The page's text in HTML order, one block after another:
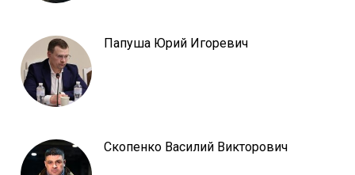
Папуша Юрий Игоревич
Скопенко Василий Викторович